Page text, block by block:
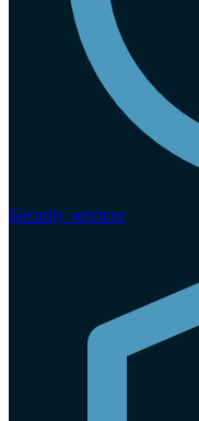
Security services